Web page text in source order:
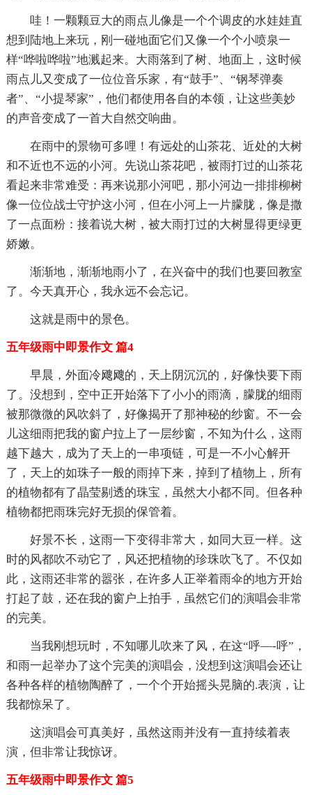
哇！一颗颗豆大的雨点儿像是一个个调皮的水娃娃直
想到陆地上来玩，刚一碰地面它们又像一个个小喷泉一
样“哗啦哗啦”地溅起来。大雨落到了树、地面上，这时候
雨点儿又变成了一位位音乐家，有“鼓手”、“钢琴弹奏
者”、“小提琴家”，他们都使用各自的本领，让这些美妙
的声音变成了一首大自然交响曲。
在雨中的景物可多哩！有远处的山茶花、近处的大树
和不近也不远的小河。先说山茶花吧，被雨打过的山茶花
看起来非常难受：再来说那小河吧，那小河边一排排柳树
像一位位战士守护这小河，但在小河上一片朦胧，像是撒
了一点面粉：接着说大树，被大雨打过的大树显得更绿更
娇嫩。
渐渐地，渐渐地雨小了，在兴奋中的我们也要回教室
了。今天真开心，我永远不会忘记。
这就是雨中的景色。
五年级雨中即景作文 篇4
早晨，外面冷飕飕的，天上阴沉沉的，好像快要下雨
了。没想到，空中正开始落下了小小的雨滴，朦胧的细雨
被那微微的风吹斜了，好像揭开了那神秘的纱窗。不一会
儿这细雨把我的窗户拉上了一层纱窗，不知为什么，这雨
越下越大，成为了天上的一串项链，可是一不小心解开
了，天上的如珠子一般的雨掉下来，掉到了植物上，所有
的植物都有了晶莹剔透的珠宝，虽然大小都不同。但各种
植物都把雨珠完好无损的保管着。
好景不长，这雨一下变得非常大，如同大豆一样。这
时的风都吹不动它了，风还把植物的珍珠吹飞了。不仅如
此，这雨还非常的嚣张，在许多人正举着雨伞的地方开始
打起了鼓，还在我的窗户上拍手，虽然它们的演唱会非常
的完美。
当我刚想玩时，不知哪儿吹来了风，在这“呼—-呼”，
和雨一起举办了这个完美的演唱会，没想到这演唱会还让
各种各样的植物陶醉了，一个个开始摇头晃脑的.表演，让
我都惊呆了。
这演唱会可真美好，虽然这雨并没有一直持续着表
演，但非常让我惊讶。
五年级雨中即景作文 篇5